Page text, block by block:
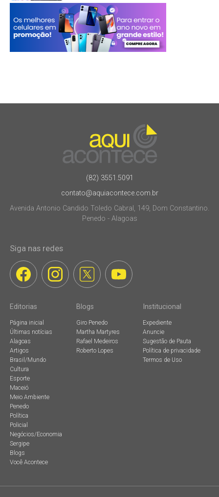
(82) 3551.5091
contato@aquiacontece.com.br
Avenida Antonio Candido Toledo Cabral, 149, Dom Constantino.
Penedo - Alagoas
Siga nas redes
Editorias
Página inicial
Últimas notícias
Alagoas
Artigos
Brasil/Mundo
Cultura
Esporte
Maceió
Meio Ambiente
Penedo
Política
Policial
Negócios/Economia
Sergipe
Blogs
Você Acontece
Blogs
Giro Penedo
Martha Martyres
Rafael Medeiros
Roberto Lopes
Institucional
Expediente
Anuncie
Sugestão de Pauta
Política de privacidade
Termos de Uso